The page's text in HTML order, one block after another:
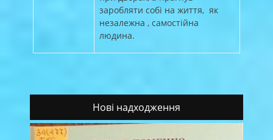
заробляти собі на життя, як
незалежна , самостійна
людина.
Нові надходження